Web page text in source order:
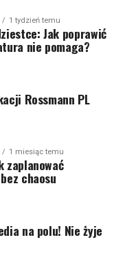
1 tydzień temu
Jak poprawić
nie pomaga?
Rossmann PL
1 miesiąc temu
zaplanować
chaosu
na polu! Nie żyje